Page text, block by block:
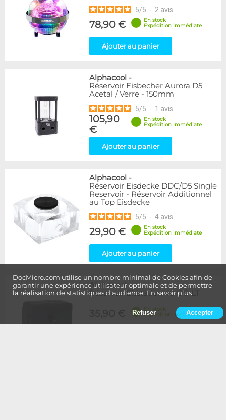
DocMicro.com utilise un nombre minimal de Cookies afin de
garantir une expérience utilisateur optimale et de permettre
la réalisation de statistiques d'audience. En savoir plus
Refuser Accepter
5/5 - 2 avis
78,90 €
En stock
Expédition immédiate
Ajouter au panier
Alphacool -
Réservoir Eisbecher Aurora D5
Acetal / Verre - 150mm
5/5 - 1 avis
105,90
€
En stock
Expédition immédiate
Ajouter au panier
Alphacool -
Réservoir Eisdecke DDC/D5 Single
Reservoir - Réservoir Additionnel
au Top Eisdecke
5/5 - 4 avis
29,90 €
En stock
Expédition immédiate
Ajouter au panier
Alphacool-
Réservoir Eisstation 40 DC-LT
En stock
Expédition immédiate